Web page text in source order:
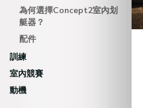
為何選擇Concept2室內划
艇器？
配件
訓練
室內競賽
動機